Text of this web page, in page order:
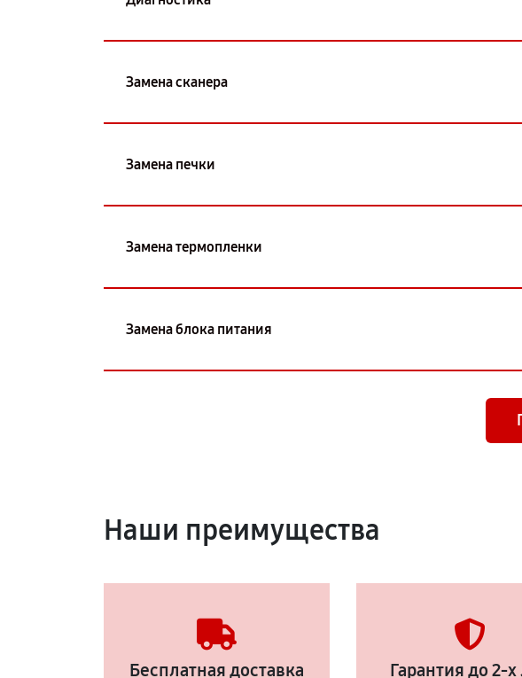
Замена сканера
Замена печки
Замена термопленки
Замена блока питания
Наши преимущества
Бесплатная доставка Гарантия до 2-х